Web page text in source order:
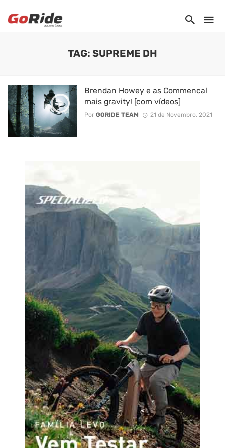
TAG: SUPREME DH
Brendan Howey e as Commencal
mais gravity! [com vídeos]
Por GORIDE TEAM 21 de Novembro, 2021